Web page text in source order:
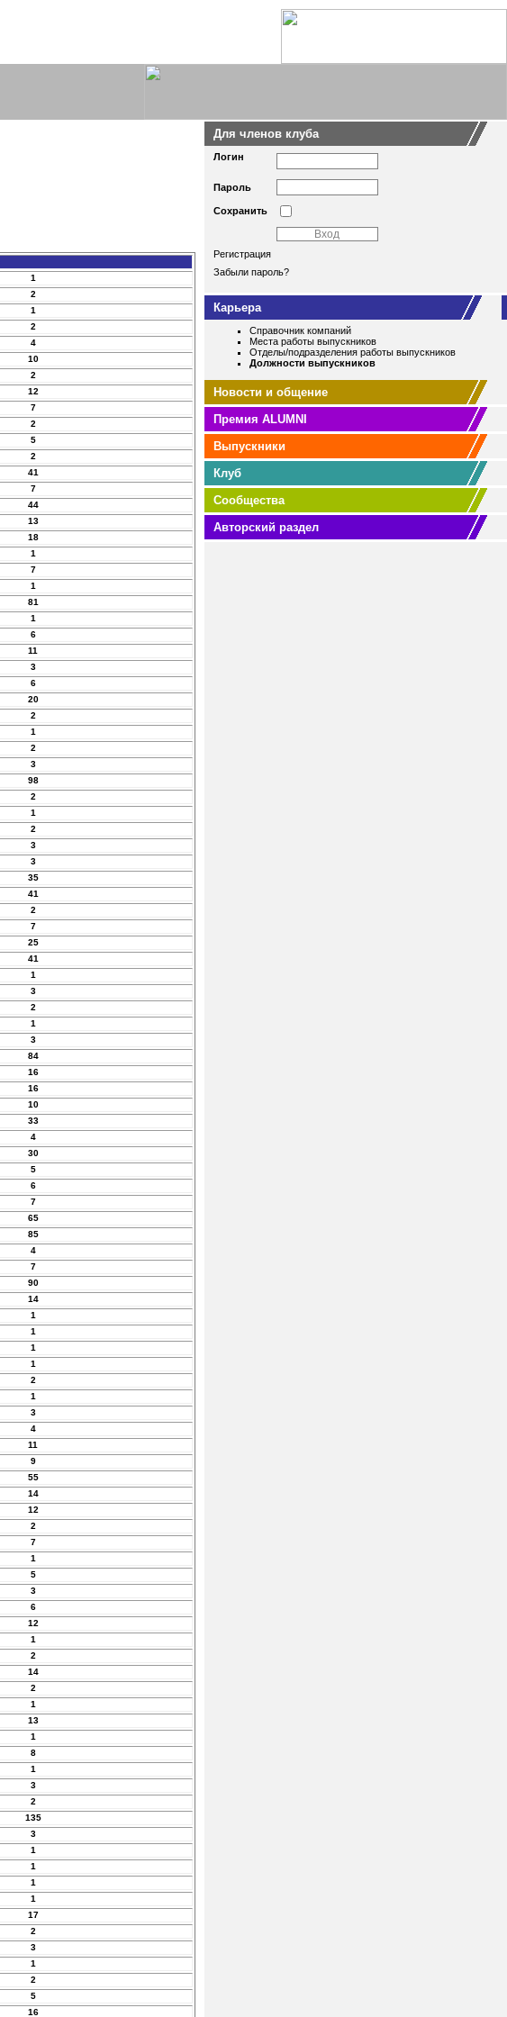
1
2
1
2
4
10
2
12
7
2
5
2
41
7
44
13
18
1
7
1
81
1
6
11
3
6
20
2
1
2
3
98
2
1
2
3
3
35
41
2
7
25
41
1
3
2
1
3
84
16
16
10
33
4
30
5
6
7
65
85
4
7
90
14
1
1
1
1
2
1
3
4
11
9
55
14
12
2
7
1
5
3
6
12
1
2
14
2
1
13
1
8
1
3
2
135
3
1
1
1
1
17
2
3
1
2
5
16
Для членов клуба
Логин
Пароль
Сохранить
Регистрация
Забыли пароль?
Карьера
Справочник компаний
Места работы выпускников
Отделы/подразделения работы выпускников
Должности выпускников
Новости и общение
Премия ALUMNI
Выпускники
Клуб
Сообщества
Авторский раздел